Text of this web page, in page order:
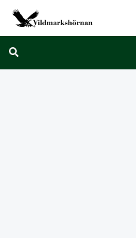
innehåll
Sök